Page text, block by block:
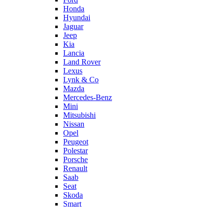
Honda
Hyundai
Jaguar
Jeep
Kia
Lancia
Land Rover
Lexus
Lynk & Co
Mazda
Mercedes-Benz
Mini
Mitsubishi
Nissan
Opel
Peugeot
Polestar
Porsche
Renault
Saab
Seat
Skoda
Smart